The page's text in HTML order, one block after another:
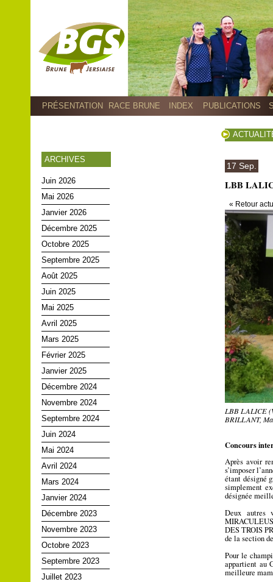
PRÉSENTATION RACE BRUNE INDEX PUBLICATIONS
ARCHIVES
Juin 2026
Mai 2026
Janvier 2026
Décembre 2025
Octobre 2025
Septembre 2025
Août 2025
Juin 2025
Mai 2025
Avril 2025
Mars 2025
Février 2025
Janvier 2025
Décembre 2024
Novembre 2024
Septembre 2024
Juin 2024
Mai 2024
Avril 2024
Mars 2024
Janvier 2024
Décembre 2023
Novembre 2023
Octobre 2023
Septembre 2023
Juillet 2023
17 Sep.
LBB
« Retour
LBB LALICE
BRILLANT,
Concours
Après avoir
s’imposer
étant désigné
simplement
désignée
Deux autres
DES TROIS
de la section
Pour le
appartient au
meilleure